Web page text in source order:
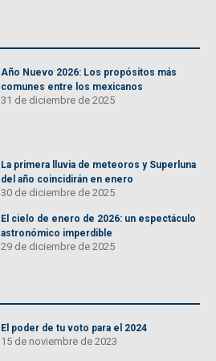
Año Nuevo 2026: Los propósitos más
comunes entre los mexicanos
31 de diciembre de 2025
La primera lluvia de meteoros y Superluna
del año coincidirán en enero
30 de diciembre de 2025
El cielo de enero de 2026: un espectáculo
astronómico imperdible
29 de diciembre de 2025
El poder de tu voto para el 2024
15 de noviembre de 2023